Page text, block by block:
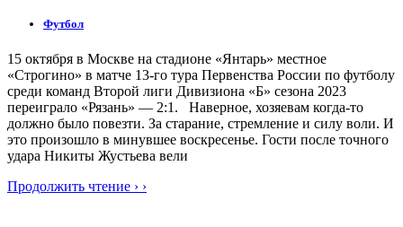
Футбол
15 октября в Москве на стадионе «Янтарь» местное
«Строгино» в матче 13-го тура Первенства России по футболу
среди команд Второй лиги Дивизиона «Б» сезона 2023
переиграло «Рязань» — 2:1. Наверное, хозяевам когда-то
должно было повезти. За старание, стремление и силу воли. И
это произошло в минувшее воскресенье. Гости после точного
удара Никиты Жустьева вели
Продолжить чтение › ›